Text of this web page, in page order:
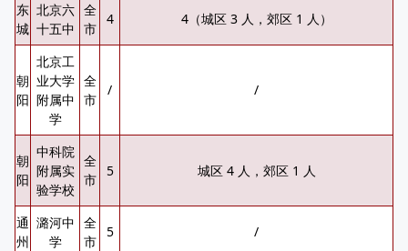
东
城
北京六
十五中
全
市
4 4（城区 3 人，郊区 1 人）
朝
阳
北京工
业大学
附属中
学
全
市
/ /
朝
阳
中科院
附属实
验学校
全
市
5 城区 4 人，郊区 1 人
通
州
潞河中
学
全
市
5 /